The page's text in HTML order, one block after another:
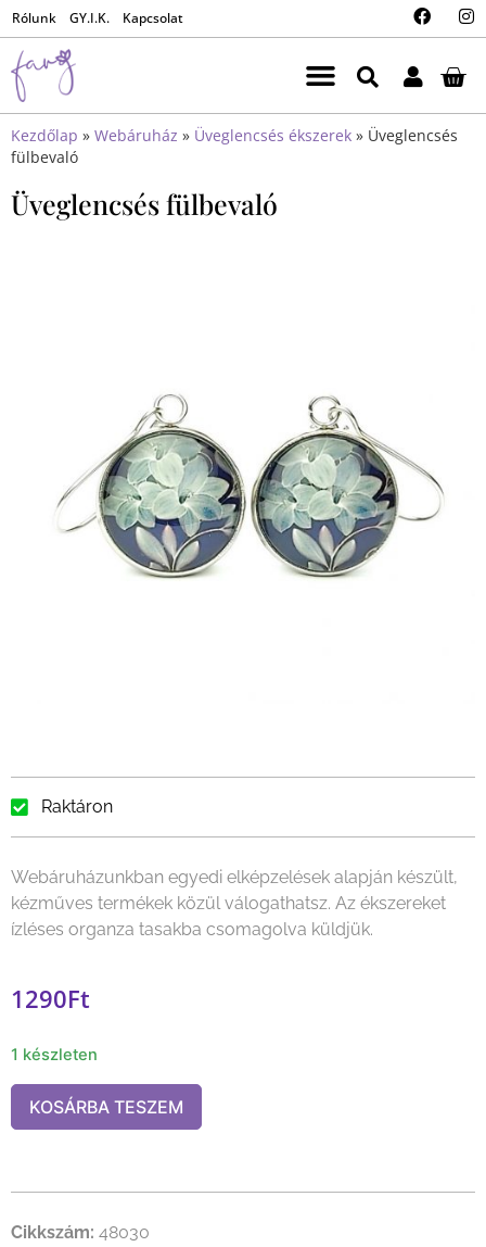
Rólunk GY.I.K. Kapcsolat
Kezdőlap » Webáruház » Üveglencsés ékszerek » Üveglencsés
fülbevaló
Üveglencsés fülbevaló
Raktáron
Webáruházunkban egyedi elképzelések alapján készült,
kézműves termékek közül válogathatsz. Az ékszereket
ízléses organza tasakba csomagolva küldjük.
1290Ft
1 készleten
KOSÁRBA TESZEM
Cikkszám: 48030